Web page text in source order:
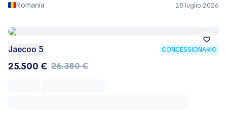
Romania
28 luglio 2026
Jaecoo 5 CONCESSIONARIO
25.500 € 26.380 €